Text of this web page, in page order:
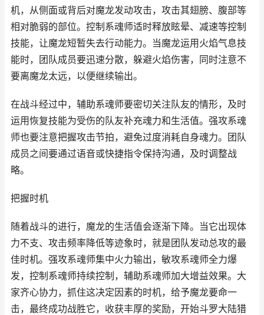
机，从侧面或背后对魔龙发动攻击，攻击其翅膀、腹部等
相对脆弱的部位。控制系魂师适时释放眩晕、减速等控制
技能，让魔龙短暂失去行动能力。当魔龙运用火焰气息技
能时，团队成员要迅速分散，躲避火焰伤害，同时注意不
要离魔龙太远，以便继续输出。
在战斗经过中，辅助系魂师要密切关注队友的情形，及时
运用恢复技能为受伤的队友补充魂力和生活值。强攻系魂
师也要注意把握攻击节拍，避免过度消耗自身魂力。团队
成员之间要通过语音或快捷指令保持沟通，及时调整战
略。
把握时机
随着战斗的进行，魔龙的生活值会逐渐下降。当它出现体
力不支、攻击频率降低等迹象时，就是团队发动总攻的最
佳时机。强攻系魂师集中火力输出，敏攻系魂师全力爆
发，控制系魂师持续控制，辅助系魂师加大增益效果。大
家齐心协力，抓住这决定因素的时机，给予魔龙要命一
击，最终成功战胜它，收获丰厚的奖励，开始斗罗大陆猎